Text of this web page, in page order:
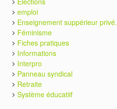
emploi
Enseignement suppérieur privé.
Féminisme
Fiches pratiques
Informations
Interpro
Panneau syndical
Retraite
Système éducatiif